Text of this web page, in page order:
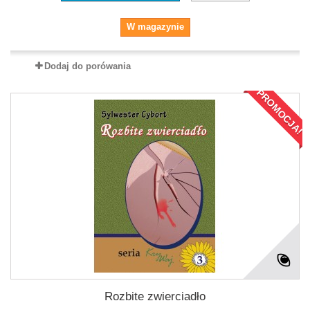
W magazynie
Dodaj do porówania
PROMOCJA!
Rozbite zwierciadło